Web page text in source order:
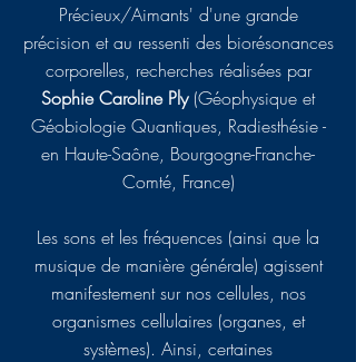
Précieux/Aimants' d'une grande
précision et au ressenti des biorésonances
corporelles, recherches réalisées par
Sophie Caroline Ply (Géophysique et
Géobiologie Quantiques, Radiesthésie -
en Haute-Saône, Bourgogne-Franche-
Comté, France)
Les sons et les fréquences (ainsi que la
musique de manière générale) agissent
manifestement sur nos cellules, nos
organismes cellulaires (organes, et
systèmes). Ainsi, certaines